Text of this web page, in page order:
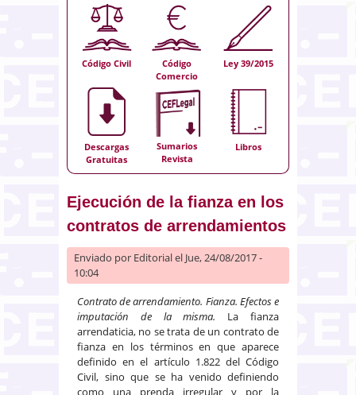
Código Civil
Código
Comercio
Ley 39/2015
Descargas
Gratuitas
Sumarios
Revista
Libros
Ejecución de la fianza en los
contratos de arrendamientos
Enviado por Editorialel Jue, 24/08/2017 -
10:04
Contrato de arrendamiento. Fianza. Efectos e
imputación de la misma. La fianza
arrendaticia, no se trata de un contrato de
fianza en los términos en que aparece
definido en el artículo 1.822 del Código
Civil, sino que se ha venido definiendo
como una prenda irregular y por la